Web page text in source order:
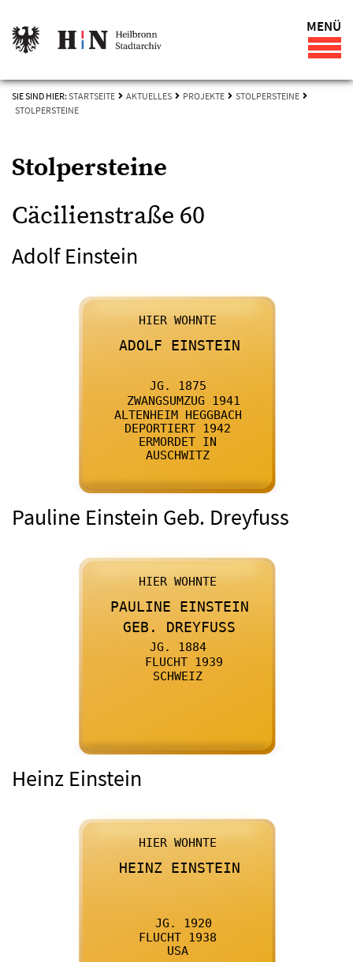
MENÜ
SIE SIND HIER: STARTSEITE AKTUELLES PROJEKTE
STOLPERSTEINE
STOLPERSTEINE
Stolpersteine
Cäcilienstraße 60
Adolf Einstein
HIER WOHNTE
ADOLF EINSTEIN
JG. 1875
ZWANGSUMZUG 1941
ALTENHEIM HEGGBACH
DEPORTIERT 1942
ERMORDET IN
AUSCHWITZ
Pauline Einstein Geb. Dreyfuss
HIER WOHNTE
PAULINE EINSTEIN
GEB. DREYFUSS
JG. 1884
FLUCHT 1939
SCHWEIZ
Heinz Einstein
HIER WOHNTE
HEINZ EINSTEIN
JG. 1920
FLUCHT 1938
USA